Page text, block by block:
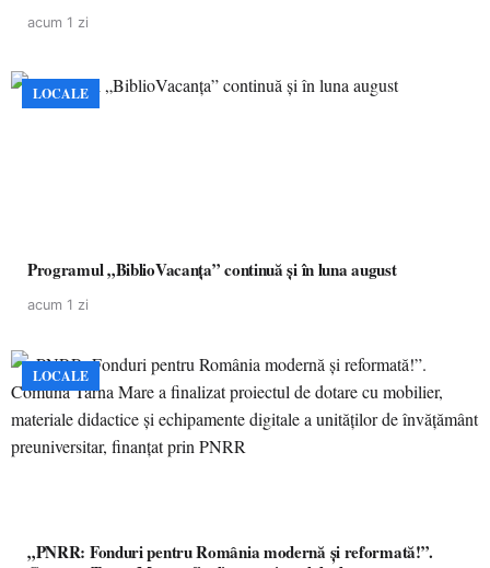
acum 1 zi
LOCALE
Programul „BiblioVacanța” continuă și în luna august
acum 1 zi
LOCALE
„PNRR: Fonduri pentru România modernă și reformată!”.